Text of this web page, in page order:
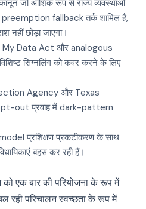
कानून जो आंशिक रूप से राज्य व्यवस्थाओं
preemption fallback तर्क शामिल है,
नहीं छोड़ा जाएगा।
Data Act और analogous
सिग्नलिंग को कवर करने के लिए
Agency और Texas
out प्रवाह में dark-pattern
प्रशिक्षण प्रकटीकरण के साथ
बहस कर रही हैं।
को एक बार की परियोजना के रूप में
रही परिचालन स्वच्छता के रूप में